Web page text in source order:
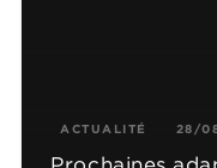
ACTUALITÉ 28/